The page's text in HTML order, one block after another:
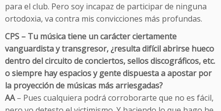
para el club. Pero soy incapaz de participar de ninguna
ortodoxia, va contra mis convicciones más profundas.
CPS – Tu música tiene un carácter ciertamente
vanguardista y transgresor, ¿resulta difícil abrirse hueco
dentro del circuito de conciertos, sellos discográficos, etc.
o siempre hay espacios y gente dispuesta a apostar por
la proyección de músicas más arriesgadas?
AA– Pues cualquiera podrá corroborarte que no es fácil,